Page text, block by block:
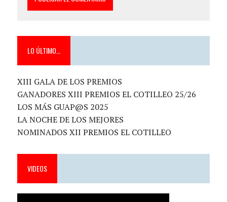
LO ÚLTIMO…
XIII GALA DE LOS PREMIOS
GANADORES XIII PREMIOS EL COTILLEO 25/26
LOS MÁS GUAP@S 2025
LA NOCHE DE LOS MEJORES
NOMINADOS XII PREMIOS EL COTILLEO
VIDEOS